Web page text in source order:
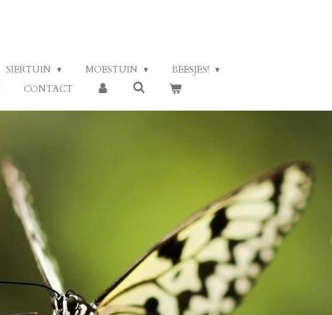
SIERTUIN MOESTUIN
BEESJES!
CONTACT